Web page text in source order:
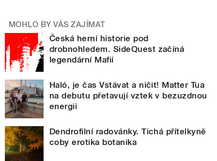
MOHLO BY VÁS ZAJÍMAT
Česká herní historie pod
drobnohledem. SideQuest začíná
legendární Mafií
Haló, je čas Vstávat a ničit! Matter Tua
na debutu přetavují vztek v bezuzdnou
energii
Dendrofilní radovánky. Tichá přítelkyně
coby erotika botanika